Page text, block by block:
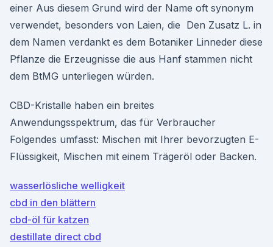
einer Aus diesem Grund wird der Name oft synonym
verwendet, besonders von Laien, die Den Zusatz L. in
dem Namen verdankt es dem Botaniker Linneder diese
Pflanze die Erzeugnisse die aus Hanf stammen nicht
dem BtMG unterliegen würden.
CBD-Kristalle haben ein breites
Anwendungsspektrum, das für Verbraucher
Folgendes umfasst: Mischen mit Ihrer bevorzugten E-
Flüssigkeit, Mischen mit einem Trägeröl oder Backen.
wasserlösliche welligkeit
cbd in den blättern
cbd-öl für katzen
destillate direct cbd